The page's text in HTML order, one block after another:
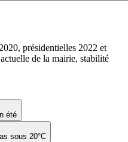
été
sous 20°C
présidentielles 2022 et
de la mairie, stabilité